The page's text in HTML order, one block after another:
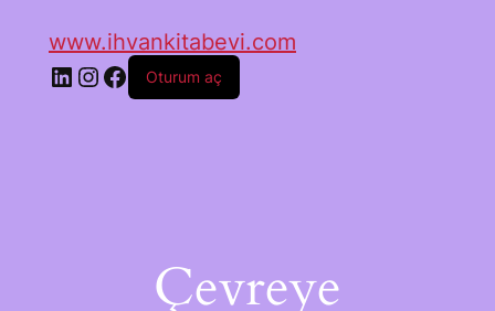
www.ihvankitabevi.com
Oturum aç
Çevreye